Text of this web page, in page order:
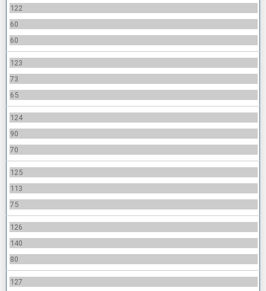
122
60
60
123
73
65
124
90
70
125
113
75
126
140
80
127